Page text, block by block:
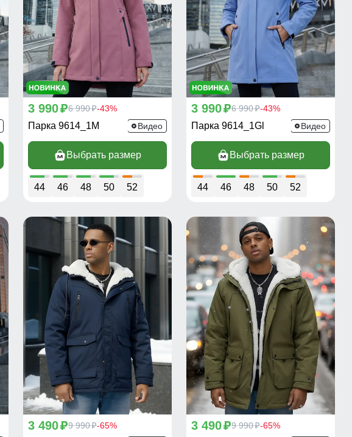
3 990p6 990p-43%
Парка 9614_1M Видео
Выбрать размер
44 46 48 50 52
3 990p6 990p-43%
Парка 9614_1Gl Видео
Выбрать размер
44 46 48 50 52
3 490p9 990p-65% 3 490p9 990p-65%